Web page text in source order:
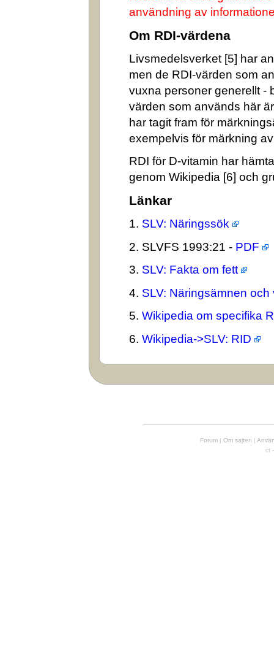
användning av
Om RDI-värdena
Livsmedelsverket [5] har
men de RDI-värden som
vuxna personer generellt -
värden som används här
har tagit fram för
exempelvis för märkning
RDI för D-vitamin har
genom Wikipedia [6] och
Länkar
1. SLV: Näringssök
2. SLVFS 1993:21 - PDF
3. SLV: Fakta om fett
4. SLV: Näringsämnen och
5. Wikipedia om specifika
6. Wikipedia->SLV: RID
Forum | Om sajten |
ct